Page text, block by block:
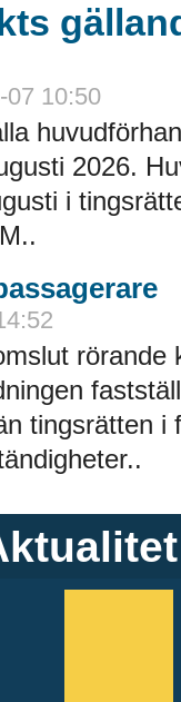
07 10:50
2026.
i
rörande
tingsrätten i